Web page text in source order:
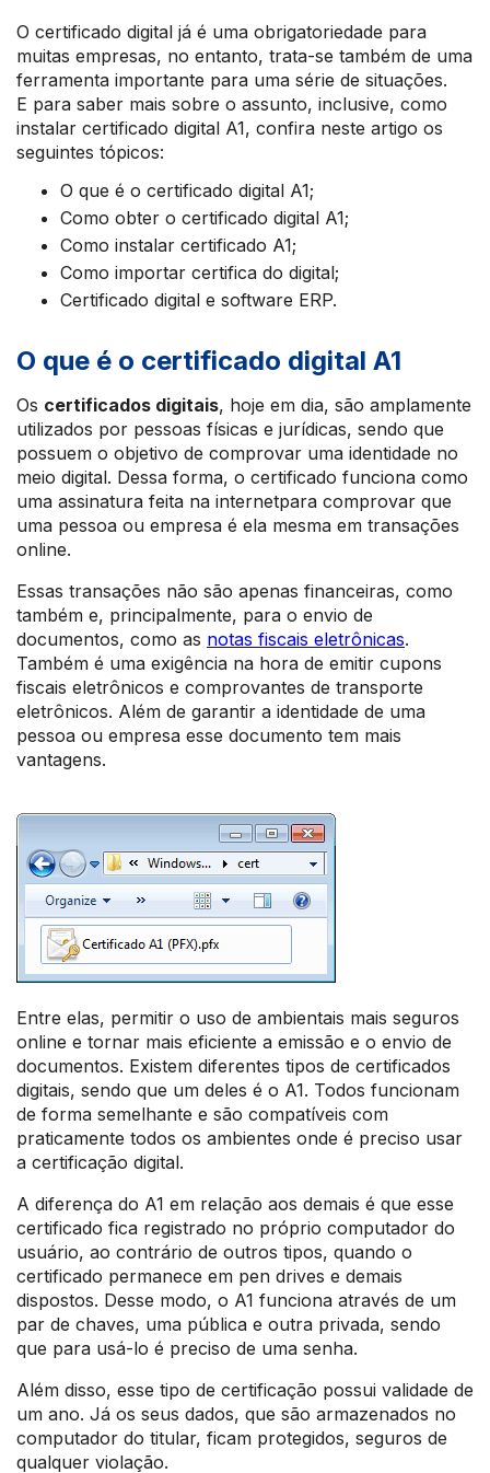
O certificado digital já é uma obrigatoriedade para
muitas empresas, no entanto, trata-se também de uma
ferramenta importante para uma série de situações.
E para saber mais sobre o assunto, inclusive, como
instalar certificado digital A1, confira neste artigo os
seguintes tópicos:
O que é o certificado digital A1;
Como obter o certificado digital A1;
Como instalar certificado A1;
Como importar certifica do digital;
Certificado digital e software ERP.
O que é o certificado digital A1
Os certificados digitais, hoje em dia, são amplamente
utilizados por pessoas físicas e jurídicas, sendo que
possuem o objetivo de comprovar uma identidade no
meio digital. Dessa forma, o certificado funciona como
uma assinatura feita na internetpara comprovar que
uma pessoa ou empresa é ela mesma em transações
online.
Essas transações não são apenas financeiras, como
também e, principalmente, para o envio de
documentos, como as notas fiscais eletrônicas.
Também é uma exigência na hora de emitir cupons
fiscais eletrônicos e comprovantes de transporte
eletrônicos. Além de garantir a identidade de uma
pessoa ou empresa esse documento tem mais
vantagens.
Entre elas, permitir o uso de ambientais mais seguros
online e tornar mais eficiente a emissão e o envio de
documentos. Existem diferentes tipos de certificados
digitais, sendo que um deles é o A1. Todos funcionam
de forma semelhante e são compatíveis com
praticamente todos os ambientes onde é preciso usar
a certificação digital.
A diferença do A1 em relação aos demais é que esse
certificado fica registrado no próprio computador do
usuário, ao contrário de outros tipos, quando o
certificado permanece em pen drives e demais
dispostos. Desse modo, o A1 funciona através de um
par de chaves, uma pública e outra privada, sendo
que para usá-lo é preciso de uma senha.
Além disso, esse tipo de certificação possui validade de
um ano. Já os seus dados, que são armazenados no
computador do titular, ficam protegidos, seguros de
qualquer violação.